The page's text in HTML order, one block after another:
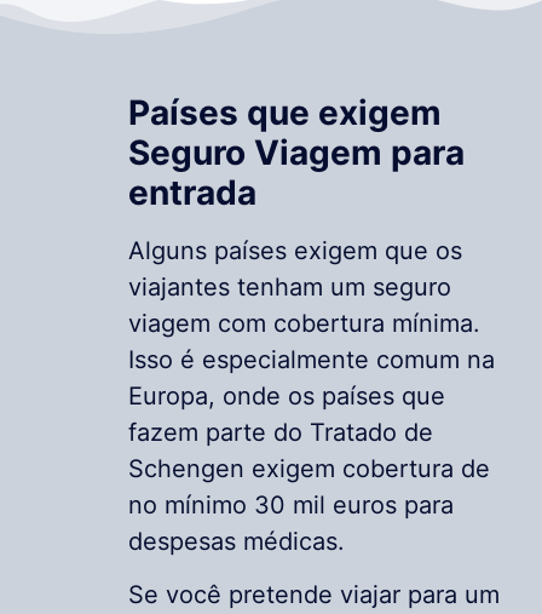
Países que exigem
Seguro Viagem para
entrada
Alguns países exigem que os
viajantes tenham um seguro
viagem com cobertura mínima.
Isso é especialmente comum na
Europa, onde os países que
fazem parte do Tratado de
Schengen exigem cobertura de
no mínimo 30 mil euros para
despesas médicas.
Se você pretende viajar para um